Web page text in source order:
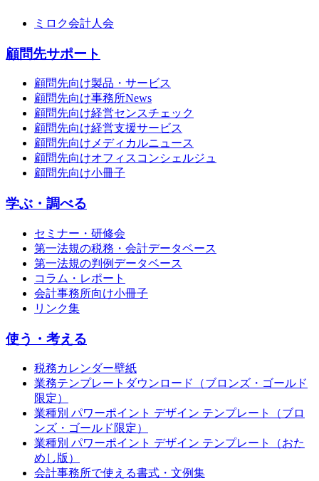
ミロク会計人会
顧問先サポート
顧問先向け製品・サービス
顧問先向け事務所News
顧問先向け経営センスチェック
顧問先向け経営支援サービス
顧問先向けメディカルニュース
顧問先向けオフィスコンシェルジュ
顧問先向け小冊子
学ぶ・調べる
セミナー・研修会
第一法規の税務・会計データベース
第一法規の判例データベース
コラム・レポート
会計事務所向け小冊子
リンク集
使う・考える
税務カレンダー壁紙
業務テンプレートダウンロード（ブロンズ・ゴールド
限定）
業種別 パワーポイント デザイン テンプレート（ブロ
ンズ・ゴールド限定）
業種別 パワーポイント デザイン テンプレート（おた
めし版）
会計事務所で使える書式・文例集